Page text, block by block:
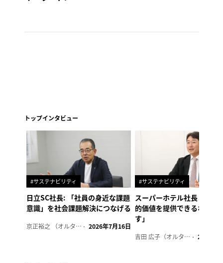
トップインタビュー
#サステナビリティ
日立SC社長: 「社員の身近な課題
意識」を社会課題解決につなげる
京正裕之 （オルタナ副編集長） 2026年7月16日
#サステナビリティ
スーパーホテル社長「地域
的価値を提供できるホテル
す」
吉田 広子（オルタナ輪番編集長） 2026年6